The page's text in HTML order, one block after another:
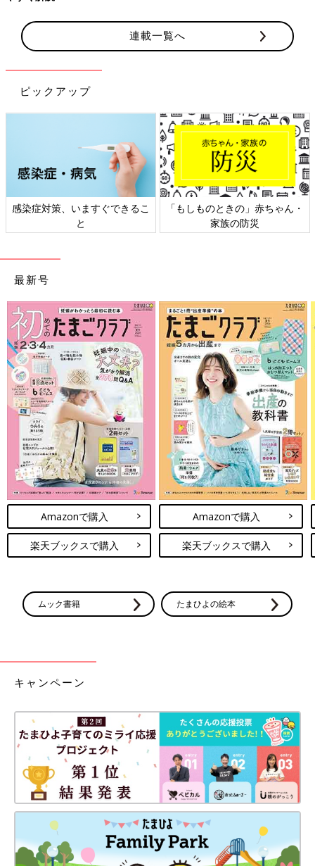
連載一覧へ
ピックアップ
日本外来小児科学会リーフレッ
ト検討会
六星占術 細木かおりさんの人生
相談
最新号
Amazonで購入
楽天ブックスで購入
Amazonで購入
楽天ブックスで購入
ムック書籍 たまひよの絵本
キャンペーン